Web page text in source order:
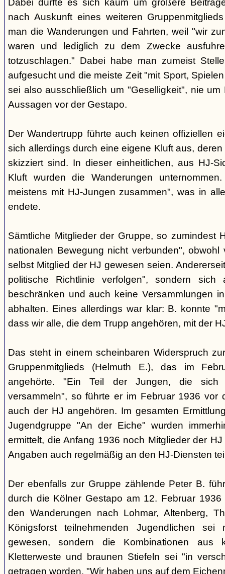
Dabei dürfte es sich kaum um größere
nach Auskunft eines weiteren
man die Wanderungen und Fahrten, weil "wir
waren und lediglich zu dem Zwecke
totzuschlagen." Dabei habe man zumeist
aufgesucht und die meiste Zeit "mit Sport,
sei also ausschließlich um "Geselligkeit", nie um
Aussagen vor der Gestapo.
Der Wandertrupp führte auch keinen offiziellen
sich allerdings durch eine eigene Kluft aus,
skizziert sind. In dieser einheitlichen, aus HJ-
Kluft wurden die Wanderungen
meistens mit HJ-Jungen zusammen", was in
endete.
Sämtliche Mitglieder der Gruppe, so zumindest
nationalen Bewegung nicht verbunden", obwohl
selbst Mitglied der HJ gewesen seien.
politische Richtlinie verfolgen", sondern
beschränken und auch keine Versammlungen
abhalten. Eines allerdings war klar: B. konnte
dass wir alle, die dem Trupp angehören, mit der
Das steht in einem scheinbaren Widerspruch
Gruppenmitglieds (Helmuth E.), das im
angehörte. "Ein Teil der Jungen, die
versammeln", so führte er im Februar 1936 vor
auch der HJ angehören. Im gesamten
Jugendgruppe "An der Eiche" wurden
ermittelt, die Anfang 1936 noch Mitglieder der
Angaben auch regelmäßig an den HJ-Diensten
Der ebenfalls zur Gruppe zählende Peter B.
durch die Kölner Gestapo am 12. Februar
den Wanderungen nach Lohmar, Altenberg,
Königsforst teilnehmenden Jugendlichen sei
gewesen, sondern die Kombinationen aus
Kletterweste und braunen Stiefeln sei "in
getragen worden. "Wir haben uns auf dem